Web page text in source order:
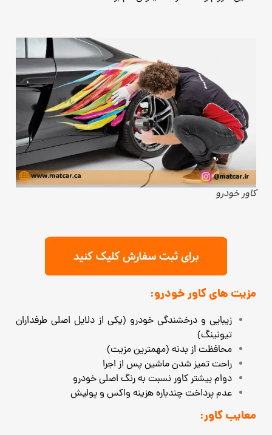
کاور خودرو
مزیت های کاور خودرو:
زیبایی و درخشندگی خودرو (یکی از دلایل اصلی طرفداران
تیونینگ)
محافظت از بدنه (مهمترین مزیت)
راحت تمیز شدن ماشین پس از اجرا
دوام بیشتر کاور نسبت به رنگ اصلی خودرو
عدم پرداخت چندباره هزینه واکس و پولیش
معایب کاور: